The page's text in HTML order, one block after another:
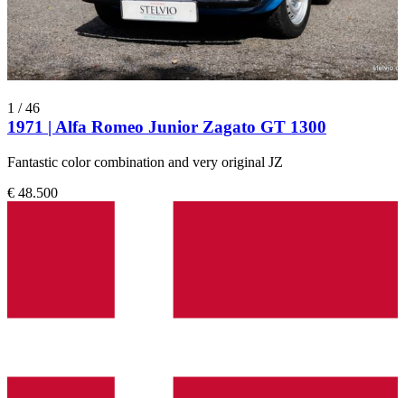
1 /46
1971 | Alfa Romeo Junior Zagato GT 1300
Fantastic color combination and very original JZ
€ 48.500